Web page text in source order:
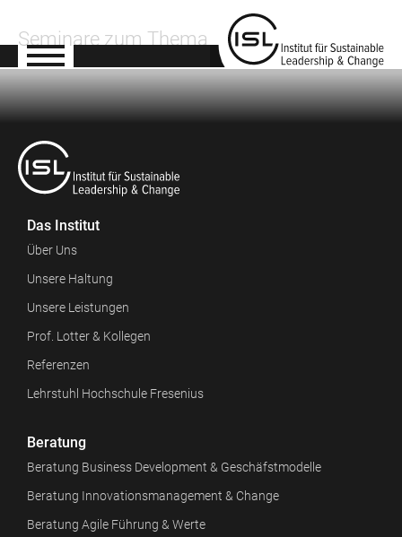
Seminare zum Thema
Das Institut
Über Uns
Unsere Haltung
Unsere Leistungen
Prof. Lotter & Kollegen
Referenzen
Lehrstuhl Hochschule Fresenius
Beratung
Beratung Business Development & Geschäfstmodelle
Beratung Innovationsmanagement & Change
Beratung Agile Führung & Werte